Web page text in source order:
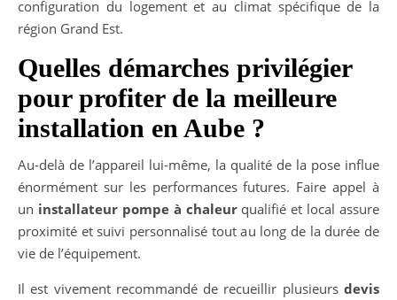
configuration du logement et au climat spécifique de la
région Grand Est.
Quelles démarches privilégier
pour profiter de la meilleure
installation en Aube ?
Au-delà de l’appareil lui-même, la qualité de la pose influe
énormément sur les performances futures. Faire appel à
un installateur pompe à chaleurqualifié et local assure
proximité et suivi personnalisé tout au long de la durée de
vie de l’équipement.
Il est vivement recommandé de recueillir plusieurs devis